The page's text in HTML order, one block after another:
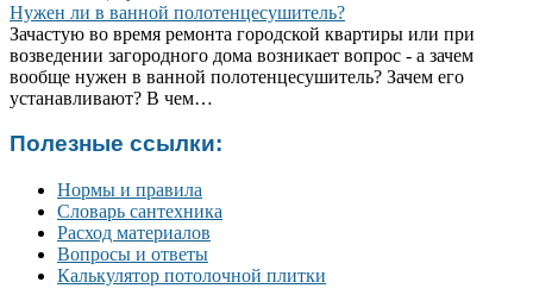
Нужен ли в ванной полотенцесушитель?
Зачастую во время ремонта городской квартиры или при
возведении загородного дома возникает вопрос - а зачем
вообще нужен в ванной полотенцесушитель? Зачем его
устанавливают? В чем…
Полезные ссылки:
Нормы и правила
Словарь сантехника
Расход материалов
Вопросы и ответы
Калькулятор потолочной плитки